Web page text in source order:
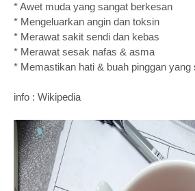
* Awet muda yang sangat berkesan
* Mengeluarkan angin dan toksin
* Merawat sakit sendi dan kebas
* Merawat sesak nafas & asma
* Memastikan hati & buah pinggan yang
info : Wikipedia